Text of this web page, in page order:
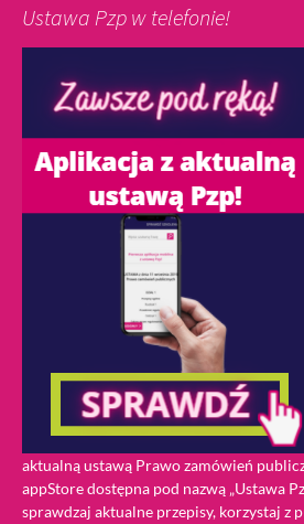
Ustawa Pzp w telefonie!
aktualną ustawą Prawo zamówień
appStore dostępna pod nazwą „Ustawa
sprawdzaj aktualne przepisy, korzystaj z